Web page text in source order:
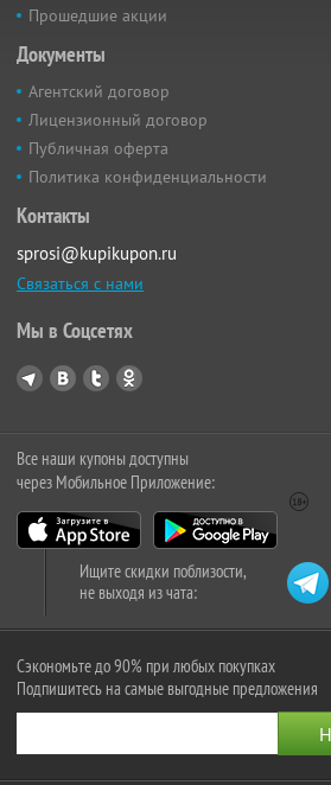
Прошедшие акции
Документы
Агентский договор
Лицензионный договор
Публичная оферта
Политика конфиденциальности
Контакты
sprosi@kupikupon.ru
Связаться с нами
Мы в Соцсетях
Все наши купоны доступны
через Мобильное Приложение:
Ищите скидки поблизости,
не выходя из чата:
Сэкономьте до 90% при любых покупках
Подпишитесь на самые выгодные предложения